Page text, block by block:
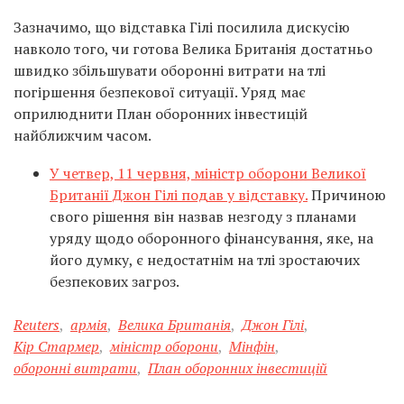
Зазначимо, що відставка Гілі посилила дискусію
навколо того, чи готова Велика Британія достатньо
швидко збільшувати оборонні витрати на тлі
погіршення безпекової ситуації. Уряд має
оприлюднити План оборонних інвестицій
найближчим часом.
У четвер, 11 червня, міністр оборони Великої
Британії Джон Гілі подав у відставку.Причиною
свого рішення він назвав незгоду з планами
уряду щодо оборонного фінансування, яке, на
його думку, є недостатнім на тлі зростаючих
безпекових загроз.
Reuters, армія, Велика Британія, Джон Гілі,
Кір Стармер, міністр оборони, Мінфін,
оборонні витрати, План оборонних інвестицій